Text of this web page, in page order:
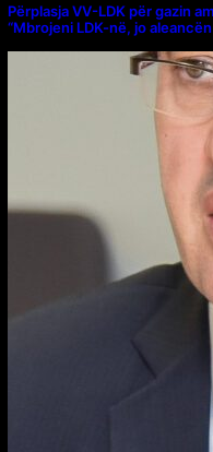
Përplasja VV-LDK për gazin
“Mbrojeni LDK-në, jo